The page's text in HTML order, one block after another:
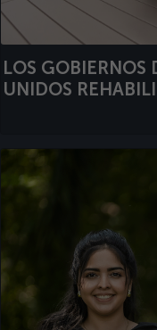
LOS GOBIERNOS
UNIDOS